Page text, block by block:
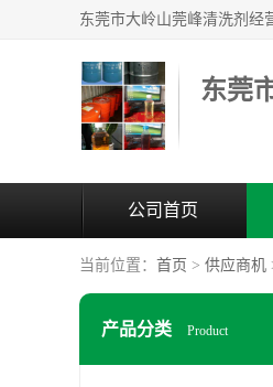
东莞
公司首页
当前位置： 首页 > 供应商机
产品分类 Product